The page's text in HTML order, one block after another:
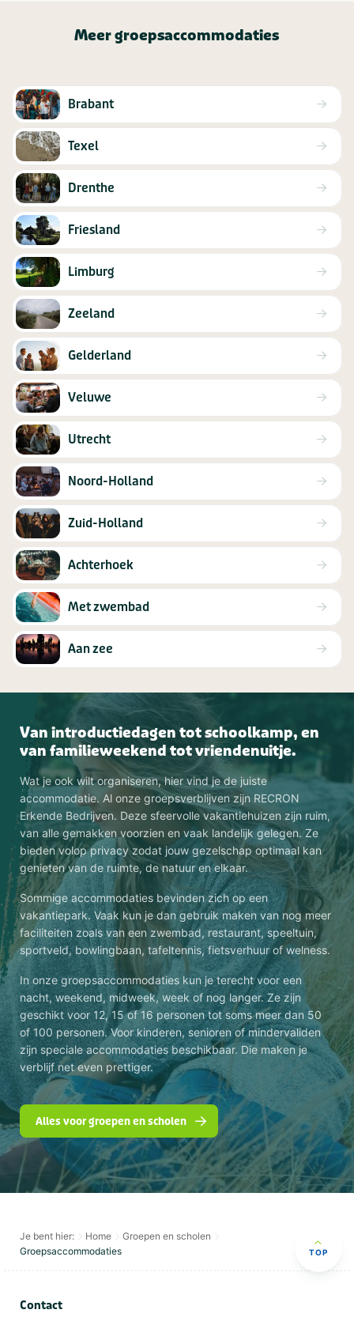
Meer groepsaccommodaties
Brabant
Texel
Drenthe
Friesland
Limburg
Zeeland
Gelderland
Veluwe
Utrecht
Noord-Holland
Zuid-Holland
Achterhoek
Met zwembad
Aan zee
Van introductiedagen tot schoolkamp, en
van familieweekend tot vriendenuitje.
Wat je ook wilt organiseren, hier vind je de juiste
accommodatie. Al onze groepsverblijven zijn RECRON
Erkende Bedrijven. Deze sfeervolle vakantiehuizen zijn ruim,
van alle gemakken voorzien en vaak landelijk gelegen. Ze
bieden volop privacy zodat jouw gezelschap optimaal kan
genieten van de ruimte, de natuur en elkaar.
Sommige accommodaties bevinden zich op een
vakantiepark. Vaak kun je dan gebruik maken van nog meer
faciliteiten zoals van een zwembad, restaurant, speeltuin,
sportveld, bowlingbaan, tafeltennis, fietsverhuur of welness.
In onze groepsaccommodaties kun je terecht voor een
nacht, weekend, midweek, week of nog langer. Ze zijn
geschikt voor 12, 15 of 16 personen tot soms meer dan 50
of 100 personen. Voor kinderen, senioren of mindervaliden
zijn speciale accommodaties beschikbaar. Die maken je
verblijf net even prettiger.
Alles voor groepen en scholen
Je bent hier: Home
Groepen en scholen
Groepsaccommodaties
TOP
Contact